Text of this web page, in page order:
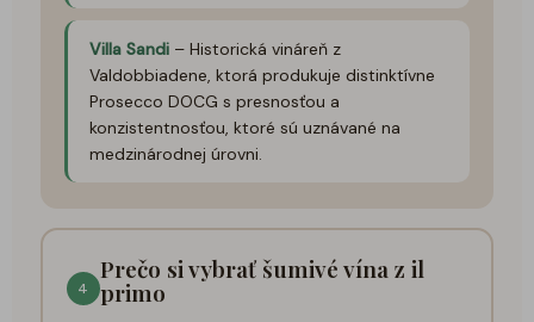
Villa Sandi – Historická vináreň z
Valdobbiadene, ktorá produkuje distinktívne
Prosecco DOCG s presnosťou a
konzistentnosťou, ktoré sú uznávané na
medzinárodnej úrovni.
4
Prečo si vybrať šumivé vína z il
primo